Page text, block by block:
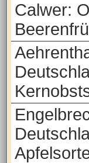
Calwer: